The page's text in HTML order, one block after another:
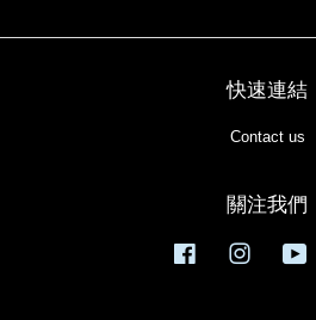
快速連結
Contact us
關注我們
Facebook Instagram